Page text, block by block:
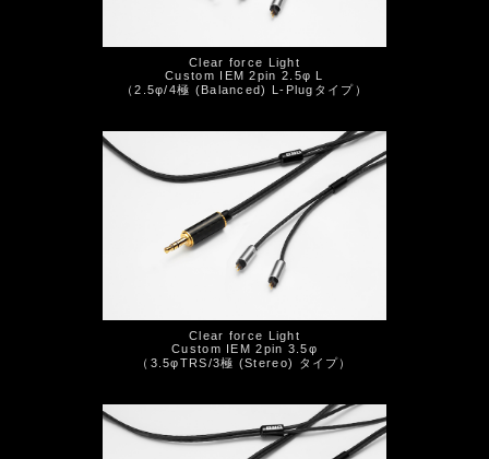
Clear force Light
Custom IEM 2pin 2.5φ L
（2.5φ/4極 (Balanced) L-Plugタイプ）
Clear force Light
Custom IEM 2pin 3.5φ
（3.5φTRS/3極 (Stereo) タイプ）